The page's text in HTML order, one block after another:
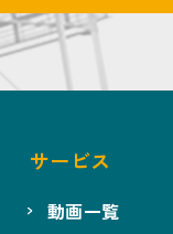
サービス
動画一覧